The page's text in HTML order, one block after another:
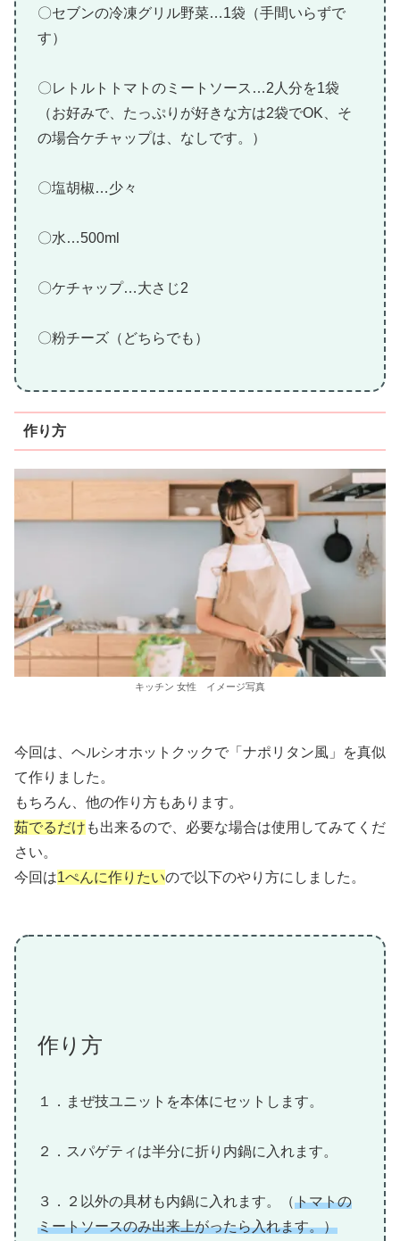
〇セブンの冷凍グリル野菜…1袋（手間いらずで
す）
〇レトルトトマトのミートソース…2人分を1袋
（お好みで、たっぷりが好きな方は2袋でOK、そ
の場合ケチャップは、なしです。）
〇塩胡椒…少々
〇水…500ml
〇ケチャップ…大さじ2
〇粉チーズ（どちらでも）
作り方
キッチン 女性 イメージ写真
今回は、ヘルシオホットクックで「ナポリタン風」を真似
て作りました。
もちろん、他の作り方もあります。
茹でるだけ も出来るので、必要な場合は使用してみてくだ
さい。
今回は1ぺんに作りたいので以下のやり方にしました。
作り方
１．まぜ技ユニットを本体にセットします。
２．スパゲティは半分に折り内鍋に入れます。
３．２以外の具材も内鍋に入れます。（トマトの
ミートソースのみ出来上がったら入れます。）